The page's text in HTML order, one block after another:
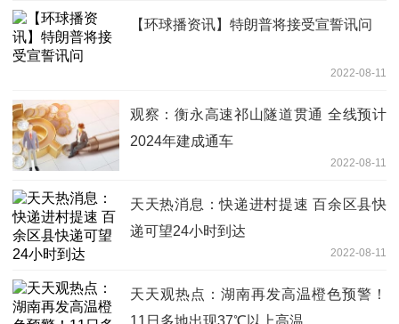
【环球播资讯】特朗普将接受宣誓讯问
2022-08-11
观察：衡永高速祁山隧道贯通 全线预计
2024年建成通车
2022-08-11
天天热消息：快递进村提速 百余区县快
递可望24小时到达
2022-08-11
天天观热点：湖南再发高温橙色预警！
11日多地出现37℃以上高温